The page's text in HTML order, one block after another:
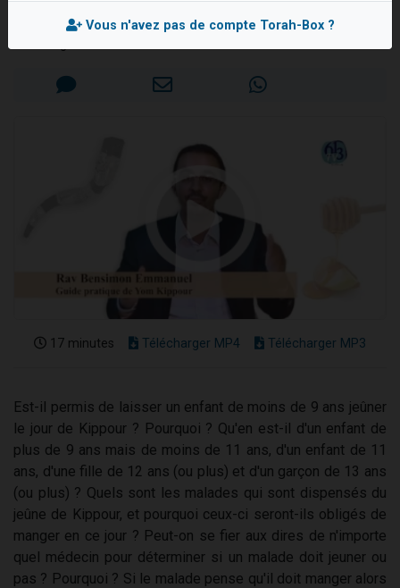
12 nouvelles musiques dans Torah-Box Music
Rav Emmanuel BENSIMON
17 minutes Télécharger MP4 Télécharger MP3
Est-il permis de laisser un enfant de moins de 9 ans jeûner
le jour de Kippour ? Pourquoi ? Qu'en est-il d'un enfant de
plus de 9 ans mais de moins de 11 ans, d'un enfant de 11
ans, d'une fille de 12 ans (ou plus) et d'un garçon de 13 ans
(ou plus) ? Quels sont les malades qui sont dispensés du
jeûne de Kippour, et pourquoi ceux-ci seront-ils obligés de
manger en ce jour ? Peut-on se fier aux dires de n'importe
quel médecin pour déterminer si un malade doit jeuner ou
pas ? Pourquoi ? Si le malade pense qu'il doit manger alors
Vous n'avez pas de compte Torah-Box ?